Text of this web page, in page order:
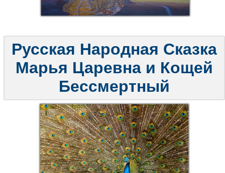
Русская Народная Сказка
Марья Царевна и Кощей
Бессмертный